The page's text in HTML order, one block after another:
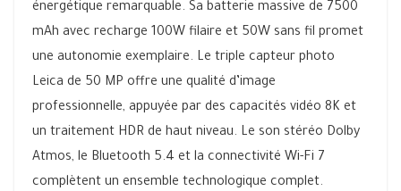
énergétique remarquable. Sa batterie massive de 7500
mAh avec recharge 100W filaire et 50W sans fil promet
une autonomie exemplaire. Le triple capteur photo
Leica de 50 MP offre une qualité d’image
professionnelle, appuyée par des capacités vidéo 8K et
un traitement HDR de haut niveau. Le son stéréo Dolby
Atmos, le Bluetooth 5.4 et la connectivité Wi-Fi 7
complètent un ensemble technologique complet.